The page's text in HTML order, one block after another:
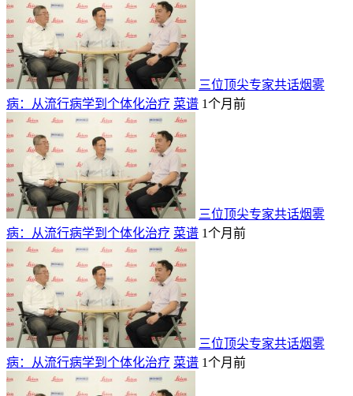
三位顶尖专家共话烟雾
病：从流行病学到个体化治疗 菜谱 1个月前
三位顶尖专家共话烟雾
病：从流行病学到个体化治疗 菜谱 1个月前
三位顶尖专家共话烟雾
病：从流行病学到个体化治疗 菜谱 1个月前